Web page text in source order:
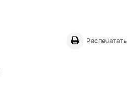
Распечатать